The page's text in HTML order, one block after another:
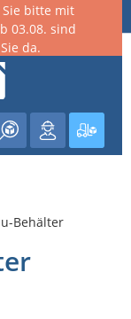
bitte mit
03.08. sind
da.
Behälter